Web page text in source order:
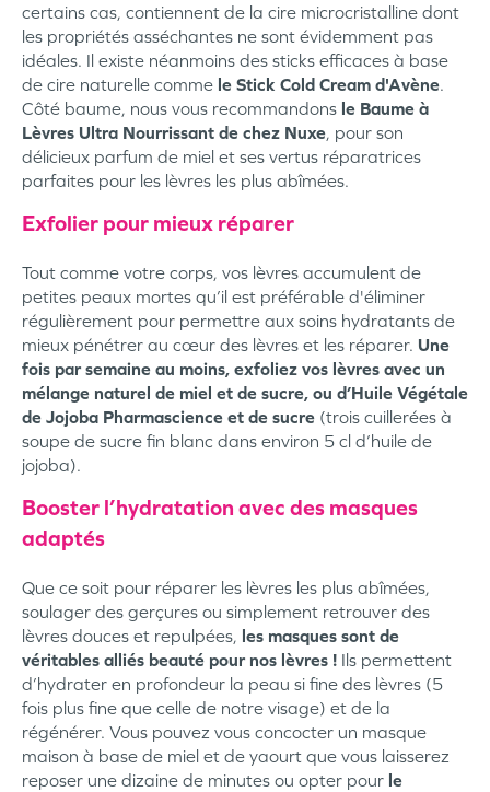
certains cas, contiennent de la cire microcristalline dont
les propriétés asséchantes ne sont évidemment pas
idéales. Il existe néanmoins des sticks efficaces à base
de cire naturelle comme le Stick Cold Cream d'Avène.
Côté baume, nous vous recommandons le Baume à
Lèvres Ultra Nourrissant de chez Nuxe, pour son
délicieux parfum de miel et ses vertus réparatrices
parfaites pour les lèvres les plus abîmées.
Exfolier pour mieux réparer
Tout comme votre corps, vos lèvres accumulent de
petites peaux mortes qu’il est préférable d'éliminer
régulièrement pour permettre aux soins hydratants de
mieux pénétrer au cœur des lèvres et les réparer. Une
fois par semaine au moins, exfoliez vos lèvres avec un
mélange naturel de miel et de sucre, ou d’Huile Végétale
de Jojoba Pharmascience et de sucre (trois cuillerées à
soupe de sucre fin blanc dans environ 5 cl d’huile de
jojoba).
Booster l’hydratation avec des masques
adaptés
Que ce soit pour réparer les lèvres les plus abîmées,
soulager des gerçures ou simplement retrouver des
lèvres douces et repulpées, les masques sont de
véritables alliés beauté pour nos lèvres ! Ils permettent
d’hydrater en profondeur la peau si fine des lèvres (5
fois plus fine que celle de notre visage) et de la
régénérer. Vous pouvez vous concocter un masque
maison à base de miel et de yaourt que vous laisserez
reposer une dizaine de minutes ou opter pour le